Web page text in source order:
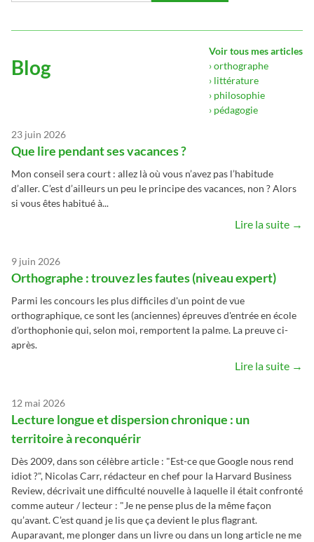
Blog
Voir tous mes articles
› orthographe
› littérature
› philosophie
› pédagogie
23 juin 2026
Que lire pendant ses vacances ?
Mon conseil sera court : allez là où vous n’avez pas l’habitude
d’aller. C’est d’ailleurs un peu le principe des vacances, non ? Alors
si vous êtes habitué à...
Lire la suite →
9 juin 2026
Orthographe : trouvez les fautes (niveau expert)
Parmi les concours les plus difficiles d'un point de vue
orthographique, ce sont les (anciennes) épreuves d'entrée en école
d'orthophonie qui, selon moi, remportent la palme. La preuve ci-
après.
Lire la suite →
12 mai 2026
Lecture longue et dispersion chronique : un
territoire à reconquérir
Dès 2009, dans son célèbre article : "Est-ce que Google nous rend
idiot ?", Nicolas Carr, rédacteur en chef pour la Harvard Business
Review, décrivait une difficulté nouvelle à laquelle il était confronté
comme auteur / lecteur : "Je ne pense plus de la même façon
qu’avant. C’est quand je lis que ça devient le plus flagrant.
Auparavant, me plonger dans un livre ou dans un long article ne me